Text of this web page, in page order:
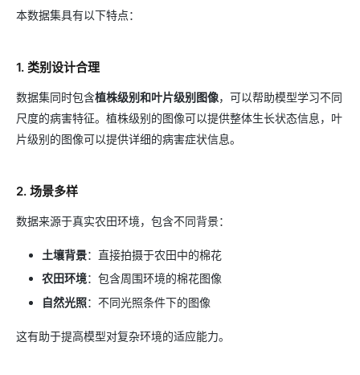
本数据集具有以下特点：
1. 类别设计合理
数据集同时包含植株级别和叶片级别图像，可以帮助模型学习不同
尺度的病害特征。植株级别的图像可以提供整体生长状态信息，叶
片级别的图像可以提供详细的病害症状信息。
2. 场景多样
数据来源于真实农田环境，包含不同背景：
土壤背景：直接拍摄于农田中的棉花
农田环境：包含周围环境的棉花图像
自然光照：不同光照条件下的图像
这有助于提高模型对复杂环境的适应能力。